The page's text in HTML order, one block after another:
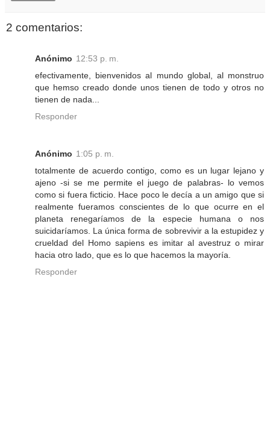
2 comentarios:
Anónimo 12:53 p. m.
efectivamente, bienvenidos al mundo global, al monstruo
que hemso creado donde unos tienen de todo y otros no
tienen de nada...
Responder
Anónimo 1:05 p. m.
totalmente de acuerdo contigo, como es un lugar lejano y
ajeno -si se me permite el juego de palabras- lo vemos
como si fuera ficticio. Hace poco le decía a un amigo que si
realmente fueramos conscientes de lo que ocurre en el
planeta renegaríamos de la especie humana o nos
suicidaríamos. La única forma de sobrevivir a la estupidez y
crueldad del Homo sapiens es imitar al avestruz o mirar
hacia otro lado, que es lo que hacemos la mayoría.
Responder